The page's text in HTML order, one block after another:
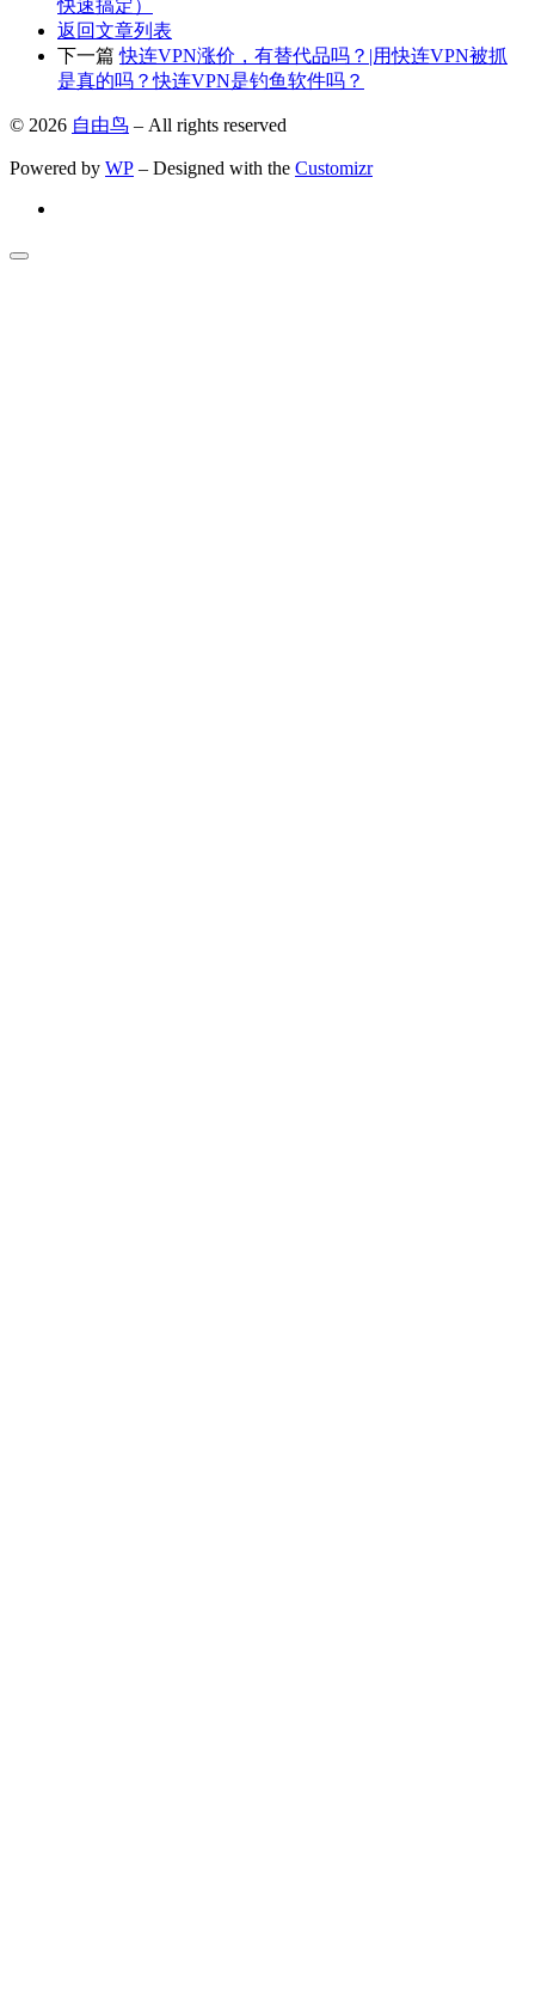
快速搞定）
返回文章列表
下一篇 快连VPN涨价，有替代品吗？|用快连VPN被抓
是真的吗？快连VPN是钓鱼软件吗？
© 2026 自由鸟 – All rights reserved
Powered by WP – Designed with the Customizr